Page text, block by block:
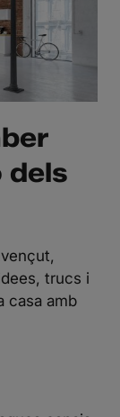
dels
trucs i
casa amb